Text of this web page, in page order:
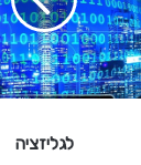
לגליזציה